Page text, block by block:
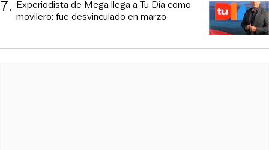
7. Experiodista de Mega llega a Tu Día como
movilero: fue desvinculado en marzo